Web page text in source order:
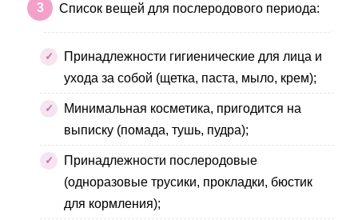
Список вещей для послеродового периода:
Принадлежности гигиенические для лица и
ухода за собой (щетка, паста, мыло, крем);
Минимальная косметика, пригодится на
выписку (помада, тушь, пудра);
Принадлежности послеродовые
(одноразовые трусики, прокладки, бюстик
для кормления);